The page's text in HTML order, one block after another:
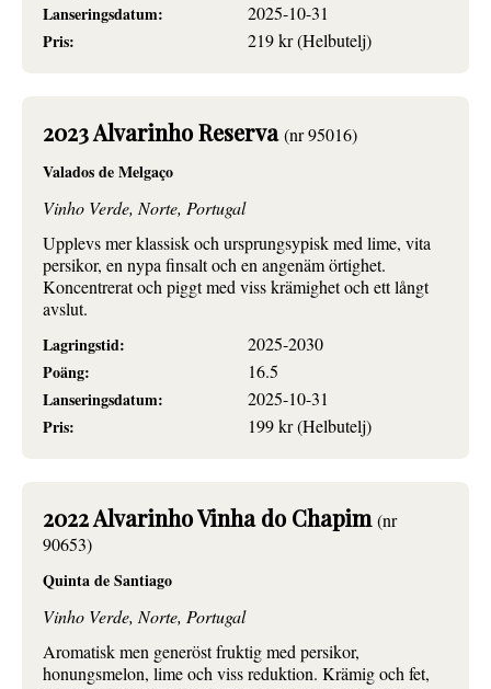
Lanseringsdatum:
2025-10-31
Pris:
219 kr (Helbutelj)
2023 Alvarinho Reserva(nr 95016)
Valados de Melgaço
Vinho Verde, Norte, Portugal
Upplevs mer klassisk och ursprungsypisk med lime, vita
persikor, en nypa finsalt och en angenäm örtighet.
Koncentrerat och piggt med viss krämighet och ett långt
avslut.
Lagringstid:
2025-2030
Poäng:
16.5
Lanseringsdatum:
2025-10-31
Pris:
199 kr (Helbutelj)
2022 Alvarinho Vinha do Chapim(nr
90653)
Quinta de Santiago
Vinho Verde, Norte, Portugal
Aromatisk men generöst fruktig med persikor,
honungsmelon, lime och viss reduktion. Krämig och fet,